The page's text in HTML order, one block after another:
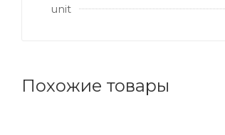
unit
Похожие товары